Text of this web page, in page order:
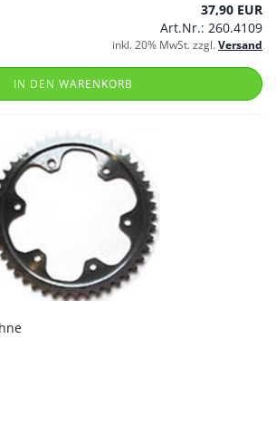
37,90 EUR
Art.Nr.: 260.4109
inkl. 20% MwSt. zzgl.Versand
IN DEN WARENKORB